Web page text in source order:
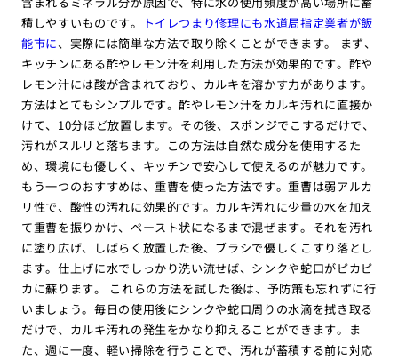
積しやすいものです。
トイレつまり修理にも水道局指定業者が飯
能市に、実際には簡単な方法で取り除くことができます。 まず、
キッチンにある酢やレモン汁を利用した方法が効果的です。酢や
レモン汁には酸が含まれており、カルキを溶かす力があります。
方法はとてもシンプルです。酢やレモン汁をカルキ汚れに直接か
けて、10分ほど放置します。その後、スポンジでこするだけで、
汚れがスルリと落ちます。この方法は自然な成分を使用するた
め、環境にも優しく、キッチンで安心して使えるのが魅力です。
もう一つのおすすめは、重曹を使った方法です。重曹は弱アルカ
リ性で、酸性の汚れに効果的です。カルキ汚れに少量の水を加え
て重曹を振りかけ、ペースト状になるまで混ぜます。それを汚れ
に塗り広げ、しばらく放置した後、ブラシで優しくこすり落とし
ます。仕上げに水でしっかり洗い流せば、シンクや蛇口がピカピ
カに蘇ります。 これらの方法を試した後は、予防策も忘れずに行
いましょう。毎日の使用後にシンクや蛇口周りの水滴を拭き取る
だけで、カルキ汚れの発生をかなり抑えることができます。ま
た、週に一度、軽い掃除を行うことで、汚れが蓄積する前に対応